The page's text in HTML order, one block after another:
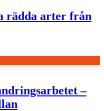
rädda arter från
–